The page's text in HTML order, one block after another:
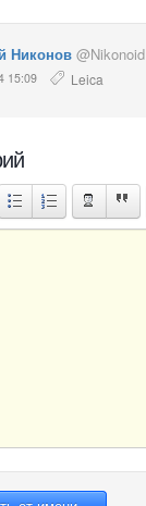
Никонов @Nikonoid
15:09 Leica